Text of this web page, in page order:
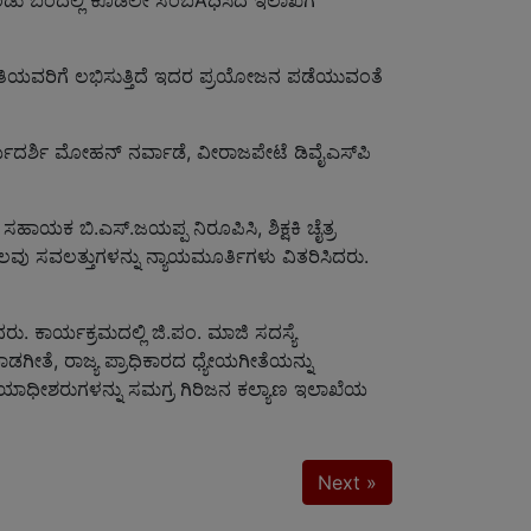
ಜಾತಿಯವರಿಗೆ ಲಭಿಸುತ್ತಿದೆ ಇದರ ಪ್ರಯೋಜನ ಪಡೆಯುವಂತೆ
ಮೋಹನ್ ನರ್ವಾಡೆ, ವೀರಾಜಪೇಟೆ ಡಿವೈಎಸ್‌ಪಿ
ಸಹಾಯಕ ಬಿ.ಎಸ್.ಜಯಪ್ಪ ನಿರೂಪಿಸಿ, ಶಿಕ್ಷಕಿ ಚೈತ್ರ
ಸವಲತ್ತುಗಳನ್ನು ನ್ಯಾಯಮೂರ್ತಿಗಳು ವಿತರಿಸಿದರು.
ಕಾರ್ಯಕ್ರಮದಲ್ಲಿ ಜಿ.ಪಂ. ಮಾಜಿ ಸದಸ್ಯೆ
ರಾಜ್ಯ ಪ್ರಾಧಿಕಾರದ ಧ್ಯೇಯಗೀತೆಯನ್ನು
ಸಮಗ್ರ ಗಿರಿಜನ ಕಲ್ಯಾಣ ಇಲಾಖೆಯ
Next »